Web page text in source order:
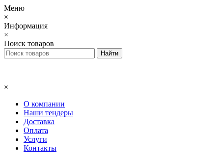
Меню
×
Информация
×
Поиск товаров
×
О компании
Наши тендеры
Доставка
Оплата
Услуги
Контакты